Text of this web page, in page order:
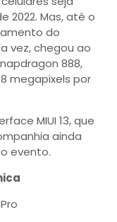
2022. Mas, até o
do
vez, chegou ao
888,
megapixels por
MIUI 13, que
ainda
evento.